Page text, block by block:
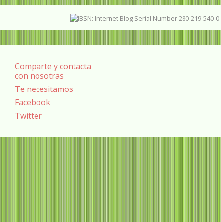
Comparte y contacta
con nosotras
Te necesitamos
Facebook
Twitter